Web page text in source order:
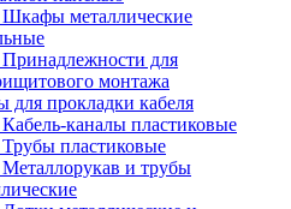
Шкафы металлические
для
монтажа
для прокладки кабеля
каналы пластиковые
пластиковые
и трубы